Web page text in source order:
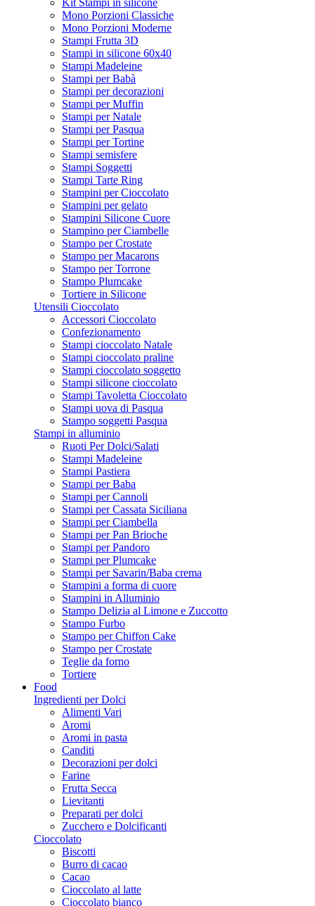
Kit Stampi in silicone
Mono Porzioni Classiche
Mono Porzioni Moderne
Stampi Frutta 3D
Stampi in silicone 60x40
Stampi Madeleine
Stampi per Babà
Stampi per decorazioni
Stampi per Muffin
Stampi per Natale
Stampi per Pasqua
Stampi per Tortine
Stampi semisfere
Stampi Soggetti
Stampi Tarte Ring
Stampini per Cioccolato
Stampini per gelato
Stampini Silicone Cuore
Stampino per Ciambelle
Stampo per Crostate
Stampo per Macarons
Stampo per Torrone
Stampo Plumcake
Tortiere in Silicone
Utensili Cioccolato
Accessori Cioccolato
Confezionamento
Stampi cioccolato Natale
Stampi cioccolato praline
Stampi cioccolato soggetto
Stampi silicone cioccolato
Stampi Tavoletta Cioccolato
Stampi uova di Pasqua
Stampo soggetti Pasqua
Stampi in alluminio
Ruoti Per Dolci/Salati
Stampi Madeleine
Stampi Pastiera
Stampi per Baba
Stampi per Cannoli
Stampi per Cassata Siciliana
Stampi per Ciambella
Stampi per Pan Brioche
Stampi per Pandoro
Stampi per Plumcake
Stampi per Savarin/Baba crema
Stampini a forma di cuore
Stampini in Alluminio
Stampo Delizia al Limone e Zuccotto
Stampo Furbo
Stampo per Chiffon Cake
Stampo per Crostate
Teglie da forno
Tortiere
Food
Ingredienti per Dolci
Alimenti Vari
Aromi
Aromi in pasta
Canditi
Decorazioni per dolci
Farine
Frutta Secca
Lievitanti
Preparati per dolci
Zucchero e Dolcificanti
Cioccolato
Biscotti
Burro di cacao
Cacao
Cioccolato al latte
Cioccolato bianco